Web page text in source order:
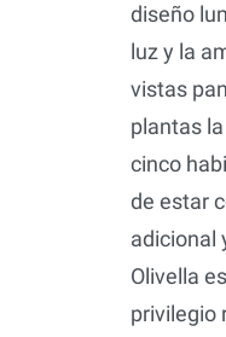
diseño
luz y la
vistas
plantas
cinco
de estar
adicional
Olivella
privilegio